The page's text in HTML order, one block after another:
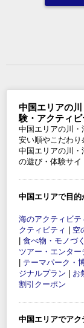
中国エリアの
験・アクティビ
中国エリアの川・
安い順やこだわり
中国エリアの川
の遊び・体験サイ
中国エリアで目的
海のアクティビテ
クティビティ
空
食べ物・モノづ
ツアー・エンター
テーマパーク・
ジナルプラン
お
割引クーポン
中国エリアでアク